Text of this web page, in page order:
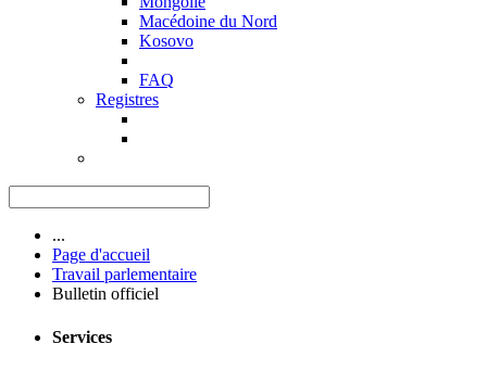
Macédoine du Nord
Kosovo
FAQ
Registres
...
Page d'accueil
Travail parlementaire
Bulletin officiel
Services